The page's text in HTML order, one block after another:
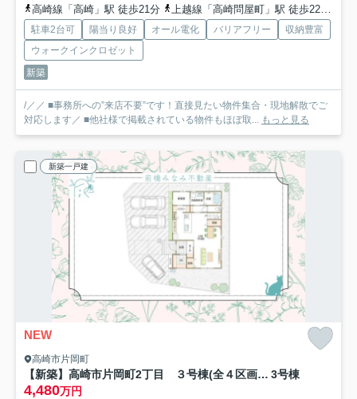
高崎線「高崎」駅 徒歩21分
上越線「高崎問屋町」駅 徒歩22分
駐車2台可 陽当り良好 オール電化 バリアフリー
収納豊富
ウォークインクロゼット
新築
/／／ ■事務所への”来店不要”です！直接見たい物件集合・現地解散でご
対応します／ ■他社様で掲載されている物件もほぼ取...
もっと見る
新築一戸建
NEW
高崎市片岡町
【新築】高崎市片岡町2丁目 ３号棟(全４区画) フェリディアガーデン 新築建売分譲 3号棟
4,480万円